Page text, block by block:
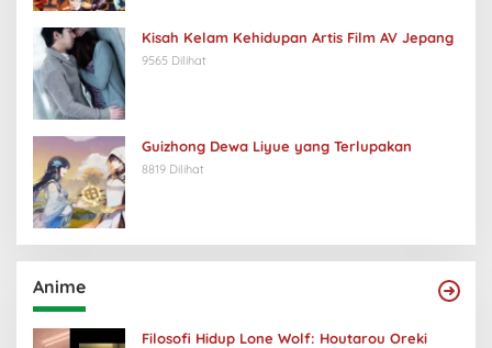
Kisah Kelam Kehidupan Artis Film AV Jepang
9565 Dilihat
Guizhong Dewa Liyue yang Terlupakan
8819 Dilihat
Anime
Filosofi Hidup Lone Wolf: Houtarou Oreki